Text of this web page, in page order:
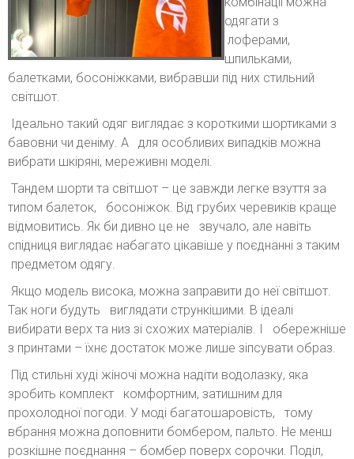
одягати з
лоферами,
шпильками,
балетками, босоніжками, вибравши під них стильний
світшот.
Ідеально такий одяг виглядає з короткими шортиками з
бавовни чи деніму. А для особливих випадків можна
вибрати шкіряні, мереживні моделі.
Тандем шорти та світшот – це завжди легке взуття за
типом балеток, босоніжок. Від грубих черевиків краще
відмовитись. Як би дивно це не звучало, але навіть
спідниця виглядає набагато цікавіше у поєднанні з таким
предметом одягу.
Якщо модель висока, можна заправити до неї світшот.
Так ноги будуть виглядати стрункішими. В ідеалі
вибирати верх та низ зі схожих матеріалів. І обережніше
з принтами – їхнє достаток може лише зіпсувати образ.
Під стильні худі жіночі можна надіти водолазку, яка
зробить комплект комфортним, затишним для
прохолодної погоди. У моді багатошаровість, тому
вбрання можна доповнити бомбером, пальто. Не менш
розкішне поєднання – бомбер поверх сорочки. Поділ,